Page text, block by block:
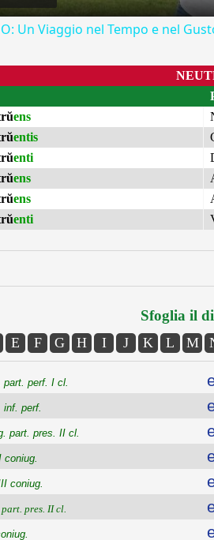
Un Viaggio nel Tempo e nel
ens
entis
enti
ens
ens
enti
Sfoglia il
E F G H I J K L M
part. perf. I cl.
inf. perf.
part. pres. II cl.
coniug.
pres. II cl.